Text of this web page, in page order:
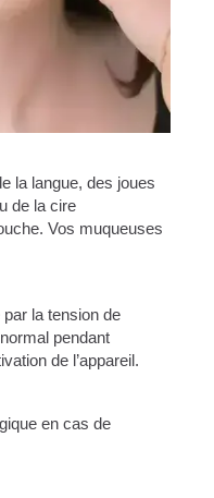
la langue, des joues
de la cire
Vos muqueuses
la tension de
pendant
de l’appareil.
en cas de